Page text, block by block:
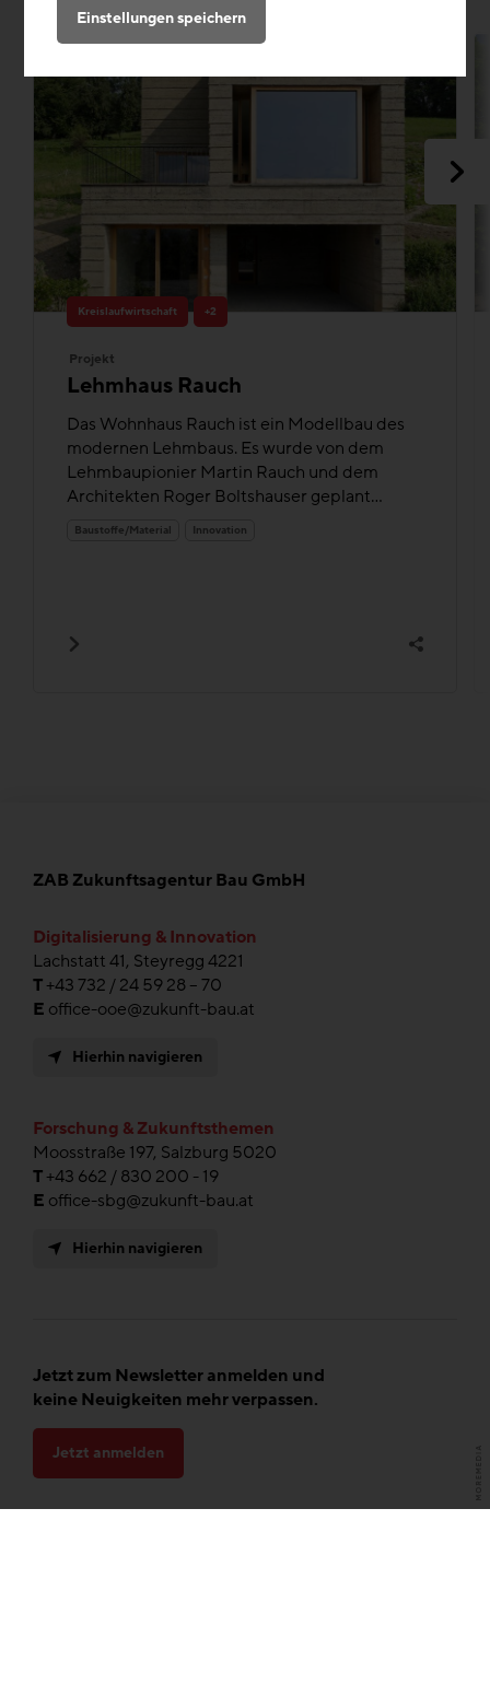
Kreislaufwirtschaft +2
Projekt
Lehmhaus Rauch
Das Wohnhaus Rauch ist ein Modellbau des
modernen Lehmbaus. Es wurde von dem
Lehmbaupionier Martin Rauch und dem
Architekten Roger Boltshauser geplant...
Baustoffe/Material Innovation
ZAB Zukunftsagentur Bau GmbH
Digitalisierung & Innovation
Lachstatt 41, Steyregg 4221
T+43 732 / 24 59 28 – 70
E office-ooe@zukunft-bau.at
Hierhin navigieren
Forschung & Zukunftsthemen
Moosstraße 197, Salzburg 5020
T+43 662 / 830 200 - 19
E office-sbg@zukunft-bau.at
Hierhin navigieren
Jetzt zum Newsletter anmelden und
keine Neuigkeiten mehr verpassen.
Jetzt anmelden
Einstellungen speichern